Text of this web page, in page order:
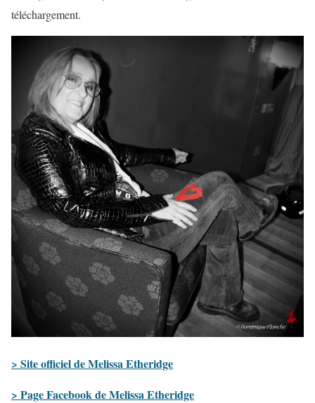
téléchargement.
> Site officiel de Melissa Etheridge
> Page Facebook de Melissa Etheridge